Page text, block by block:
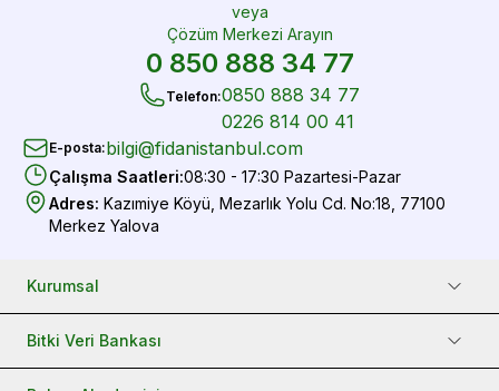
veya
Çözüm Merkezi Arayın
0 850 888 34 77
Telefon:0850 888 34 77
0226 814 00 41
E-posta:bilgi@fidanistanbul.com
Çalışma Saatleri:08:30 - 17:30 Pazartesi-Pazar
Adres: Kazımiye Köyü, Mezarlık Yolu Cd. No:18, 77100
Merkez Yalova
Kurumsal
Bitki Veri Bankası